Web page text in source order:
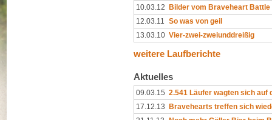
10.03.12 Bilder vom Braveheart Battle
12.03.11
So was von geil
13.03.10 Vier-zwei-zweiunddreißig
weitere Laufberichte
Aktuelles
09.03.15 2.541 Läufer wagten sich auf
17.12.13 Bravehearts treffen sich